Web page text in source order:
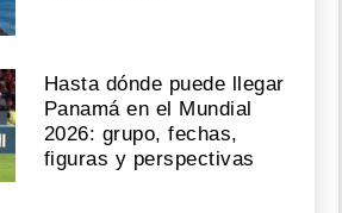
Hasta dónde puede llegar
Panamá en el Mundial
2026: grupo, fechas,
figuras y perspectivas